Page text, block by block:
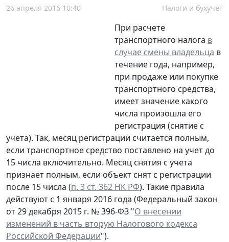
26 апреля 2016 10:40 Налоги и бухучет
При расчете
транспортного налога в
случае смены владельца в
течение года, например,
при продаже или покупке
транспортного средства,
имеет значение какого
числа произошла его
регистрация (снятие с
учета). Так, месяц регистрации считается полным,
если транспортное средство поставлено на учет до
15 числа включительно. Месяц снятия с учета
признает полным, если объект снят с регистрации
после 15 числа (п. 3 ст. 362 НК РФ). Такие правила
действуют с 1 января 2016 года (Федеральный закон
от 29 декабря 2015 г. № 396-ФЗ "О внесении
изменений в часть вторую Налогового кодекса
Российской Федерации").